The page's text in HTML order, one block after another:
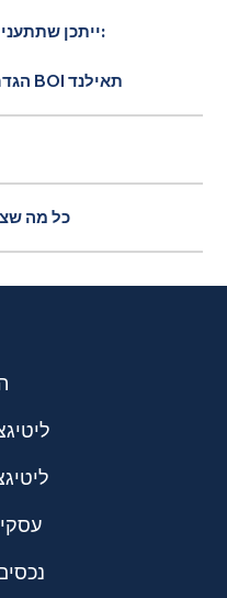
ייתכן שתתעניין במשאבים הבאים:
הגדר את החברה התאילנדית שלך עם BOI תאילנד
כל מה